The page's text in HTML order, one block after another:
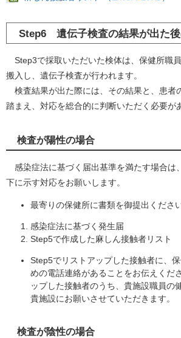
Step6 遺伝子検査の結果が出た
Step3で採取いただいた検体は、保健所職
搬入し、遺伝子検査が行われます。
検査結果が出た際には、その結果と、患者
踏まえ、対応を総合的に判断いただく必要が
検査が陽性の場合
感染症法に基づく届出基準を満たす場合は
下に示す対応をお願いします。
最寄りの保健所に書類を御提出ください
感染症法に基づく発生届
Step5で作成した麻しん接触者リスト
Step5でリストアップした接触者に、
めの電話連絡があることをお伝えくだ
ップした接触者のうち、貴施設職員の
貴施設にお願いさせていただきます。
検査が陰性の場合